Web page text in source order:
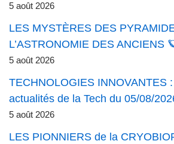
5 août 2026
LES MYSTÈRES DES
L’ASTRONOMIE DES ANCIENS
5 août 2026
TECHNOLOGIES INNOVANTES
actualités de la Tech du 05/08/
5 août 2026
LES PIONNIERS de la